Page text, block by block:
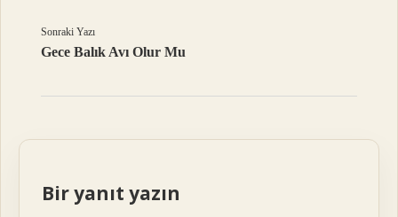
Sonraki Yazı
Gece Balık Avı Olur Mu
Bir yanıt yazın